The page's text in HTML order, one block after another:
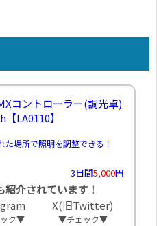
コントローラー(調光卓)
【LA0110】
た場所で照明を調整できる！
3日間5,000円
介されています！
ク▼
X(旧Twitter)
▼チェック▼